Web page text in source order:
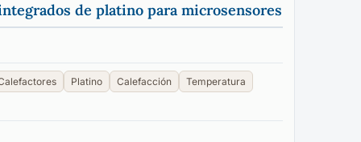
de platino para microsensores
Platino Calefacción
Temperatura